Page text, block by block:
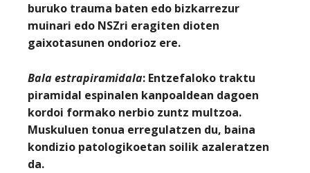
buruko trauma baten edo bizkarrezur
muinari edo NSZri eragiten dioten
gaixotasunen ondorioz ere.
Bala estrapiramidala: Entzefaloko traktu
piramidal espinalen kanpoaldean dagoen
kordoi formako nerbio zuntz multzoa.
Muskuluen tonua erregulatzen du, baina
kondizio patologikoetan soilik azaleratzen
da.